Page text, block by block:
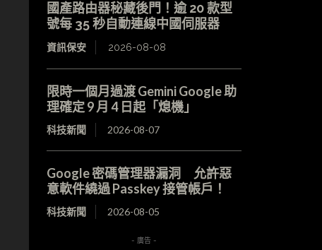
國產路由器秘藏後門！逾 20 款型
號每 35 秒自動連線中國伺服器
資訊保安 2026-08-08
限時一個月過渡 Gemini Google 助
理確定 9 月 4 日起「熄機」
科技新聞 2026-08-07
Google 密碼管理器漏洞 允許惡
意軟件繞過 Passkey 接管帳戶！
科技新聞 2026-08-05
- 廣告 -